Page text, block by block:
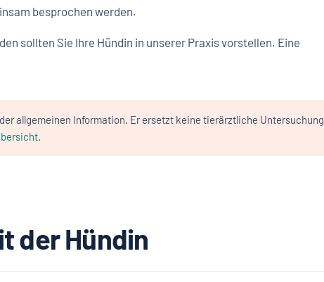
besprochen werden.
sollten Sie Ihre Hündin in unserer Praxis vorstellen. Eine
allgemeinen Information. Er ersetzt keine tierärztliche Untersuchung
.
der Hündin